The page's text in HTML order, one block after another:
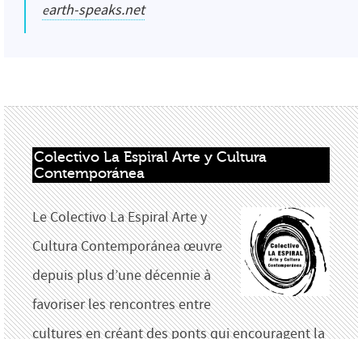
earth-speaks.net
Colectivo La Espiral Arte y Cultura
Contemporánea
Le Colectivo La Espiral Arte y
Cultura Contemporánea œuvre
depuis plus d’une décennie à
favoriser les rencontres entre
cultures en créant des ponts qui encouragent la